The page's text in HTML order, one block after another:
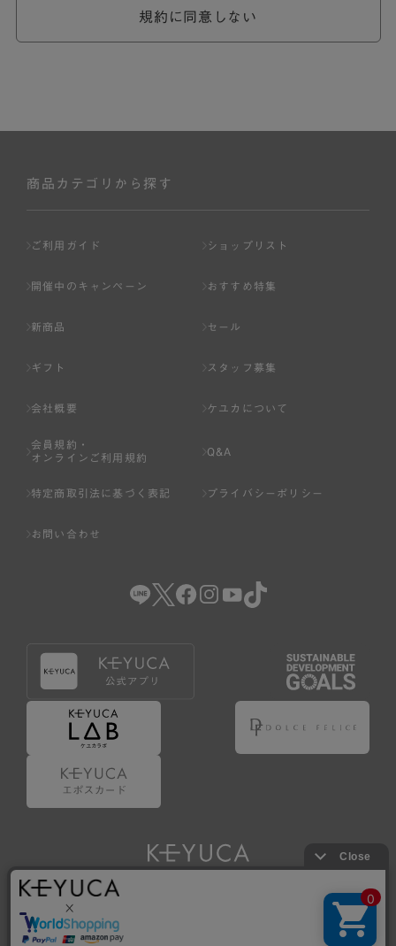
めが優先されるものとします。
ません。
ページへの入力、または弊社が別途指定する方法に従って
基づき判断した場合は、弊社は、その登録を取り消すこと
のいずれかの事由に該当する場合は、その登録を拒否し、
または事前に通知することなく一旦なされた登録を取り消
いる場合。
（5） その他、本規約または個別規定に違反した場合。
4.会員登録が取り消された場合においても、当該会員は、
弊社とのお取引等により既に発生した支払義務等の取引上
の義務および本規約上の義務の履行責任を免れないものと
します。
5.仮登録とは、ケユカが提供するアプリ等でサービスを利
用するための簡易的な会員登録（以下「仮登録」といいま
6.仮登録をすることで、第9条のポイント付与を受けるこ
とができます。
7.仮登録状態はポイントの利用は行えず、第3条1項の通り
に登録完了することでポイント利用が行えるようになりま
す。
規約に同意しない
商品カテゴリから探す
ご利用ガイド ショップリスト
開催中のキャンペーン おすすめ特集
新商品 セール
ギフト スタッフ募集
会社概要 ケユカについて
会員規約・
オンラインご利用規約
Q&A
特定商取引法に基づく表記 プライバシーポリシー
お問い合わせ
Copyright © KAWAJUN Co., Ltd. All Rights Reserved.